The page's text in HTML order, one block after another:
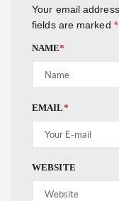
Your email
fields are marked *
NAME*
EMAIL*
WEBSITE